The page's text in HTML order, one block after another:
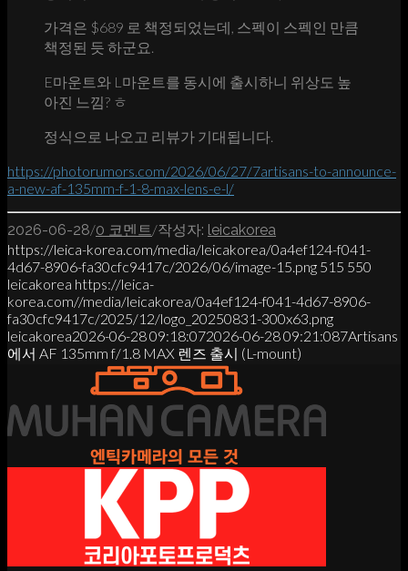
가격은 $689 로 책정되었는데, 스펙이 스펙인 만큼
책정된 듯 하군요.
E마운트와 L마운트를 동시에 출시하니 위상도 높
아진 느낌? ㅎ
정식으로 나오고 리뷰가 기대됩니다.
https://photorumors.com/2026/06/27/7artisans-to-announce-
a-new-af-135mm-f-1-8-max-lens-e-l/
2026-06-28/0 코멘트 /작성자: leicakorea
https://leica-korea.com/media/leicakorea/0a4ef124-f041-
4d67-8906-fa30cfc9417c/2026/06/image-15.png 515 550
leicakorea https://leica-
korea.com//media/leicakorea/0a4ef124-f041-4d67-8906-
fa30cfc9417c/2025/12/logo_20250831-300x63.png
leicakorea2026-06-28 09:18:072026-06-28 09:21:087Artisans
에서 AF 135mm f/1.8 MAX 렌즈 출시 (L-mount)